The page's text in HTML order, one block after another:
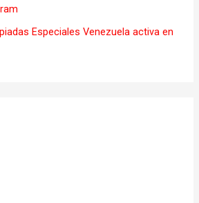
Especiales Venezuela activa en